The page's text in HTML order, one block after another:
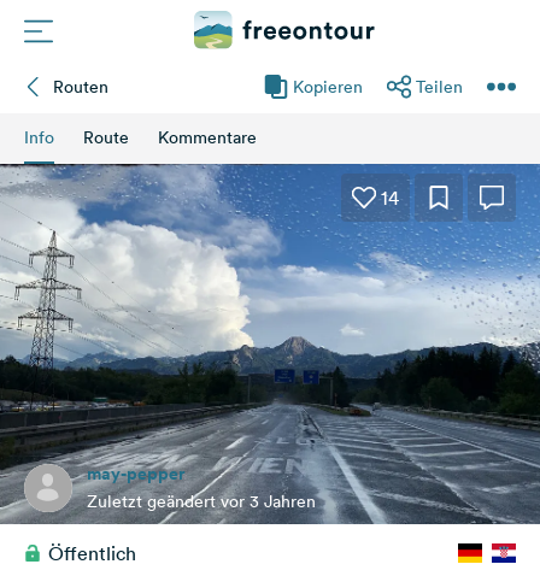
Plätze
Magazin
Partner
Registrieren
Einloggen
Newsletter
Feedback
Routen Kopieren Teilen
Info Route Kommentare
14
may-pepper
Zuletzt geändert vor 3 Jahren
Öffentlich